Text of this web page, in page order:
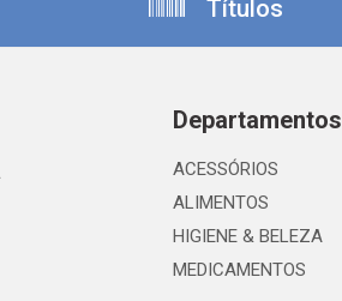
Títulos
Departamentos
ACESSÓRIOS
ALIMENTOS
HIGIENE & BELEZA
MEDICAMENTOS